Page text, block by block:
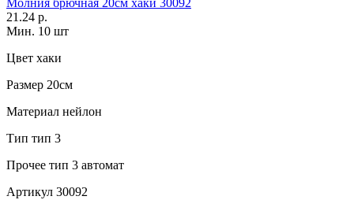
Молния брючная 20см хаки 30092
21.24 р.
Мин. 10 шт
Цвет хаки
Размер 20см
Материал нейлон
Тип тип 3
Прочее тип 3 автомат
Артикул 30092